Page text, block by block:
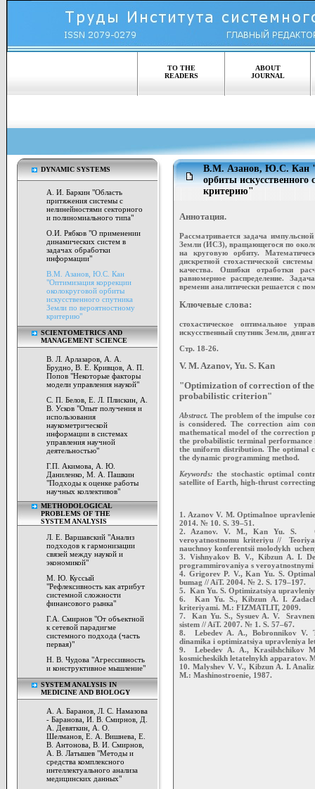
TO THE
READERS
ABOUT
JOURNAL
DYNAMIC SYSTEMS
А. И. Баркин "Область
притяжения системы с
нелинейностями секторного
и полиномиального типа"
О.И. Рябков "О применении
динамических систем в
задачах обработки
информации"
В.М. Азанов, Ю.С. Кан
"Оптимизация коррекции
околокруговой орбиты
искусственного спутника
Земли по вероятностному
критерию"
SCIENTOMETRICS AND
MANAGEMENT SCIENCE
В. Л. Арлазаров, А. А.
Брудно, В. Е. Кривцов, А. П.
Попов "Некоторые факторы
модели управления наукой"
С. П. Белов, Е. Л. Плискин, А.
В. Усков "Опыт получения и
использования
наукометрической
информации в системах
управления научной
деятельностью"
Г.П. Акимова, А. Ю.
Даниленко, М. А. Пашкин
"Подходы к оценке работы
научных коллективов"
METHODOLOGICAL
PROBLEMS OF THE
SYSTEM ANALYSIS
Л. Е. Варшавский "Анализ
подходов к гармонизации
связей между наукой и
экономикой"
М. Ю. Куссый
"Рефлексивность как атрибут
системной сложности
финансового рынка"
Г.А. Смирнов "От объектной
к сетевой парадигме
системного подхода (часть
первая)"
Н. В. Чудова "Агрессивность
и конструктивное мышление"
SYSTEM ANALYSIS IN
MEDICINE AND BIOLOGY
А. А. Баранов, Л. С. Намазова
- Баранова, И. В. Смирнов, Д.
А. Девяткин, А. О.
Шелманов, Е. А. Вишнева, Е.
В. Антонова, В. И. Смирнов,
А. В. Латышев "Методы и
средства комплексного
интеллектуального анализа
медицинских данных"
В.М. Азанов, Ю.С. Кан
орбиты искусственного
критерию"
Аннотация.
Рассматривается задача
Земли (ИСЗ), вращающегося по
на круговую орбиту.
дискретной стохастической
качества. Ошибки отработки
равномерное распределение.
времени аналитически решается с
Ключевые слова:
стохастическое оптимальное
искусственный спутник Земли,
Стр. 18-26.
V. M. Azanov, Yu. S. Kan
"Optimization of correction of
probabilistic criterion"
Abstract. The problem of the impulse
is considered. The correction aim
mathematical model of the correction
the probabilistic terminal
the uniform distribution. The optimal
the dynamic programming method.
Keywords: the stochastic optimal
satellite of Earth, high-thrust
1. Azanov V. M. Optimalnoe
2014. № 10. S. 39–51.
2. Azanov. V. M., Kan Yu. S.
veroyatnostnomu kriteriyu //
nauchnoy konferentsii molodykh
3. Vishnyakov B. V., Kibzun A. I.
programmirovaniya s
4. Grigorev P. V., Kan Yu. S.
bumag // AiT. 2004. № 2. S. 179–197.
5. Kan Yu. S. Optimizatsiya
6. Kan Yu. S., Kibzun A. I. Zadachi
kriteriyami. M.: FIZMATLIT, 2009.
7. Kan Yu. S., Sysuev A. V.
sistem // AiT. 2007. № 1. S. 57–67.
8. Lebedev A. A., Bobronnikov V.
dinamika i optimizatsiya upravleniya
9. Lebedev A. A., Krasilshchikov
kosmicheskikh letatelnykh apparatov.
10. Malyshev V. V., Kibzun A. I.
M.: Mashinostroenie, 1987.